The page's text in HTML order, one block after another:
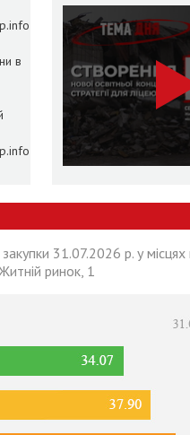
в
31.07.2026 р. у
ринок, 1